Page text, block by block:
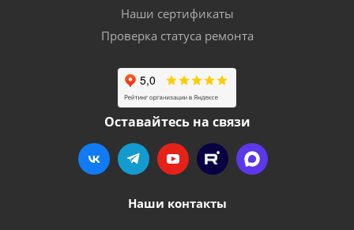
Наши сертификаты
Проверка статуса ремонта
Оставайтесь на связи
Наши контакты